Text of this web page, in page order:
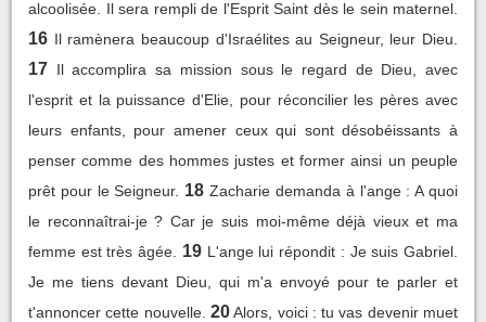
alcoolisée. Il sera rempli de l'Esprit Saint dès le sein maternel.
16 Il ramènera beaucoup d'Israélites au Seigneur, leur Dieu.
17 Il accomplira sa mission sous le regard de Dieu, avec
l'esprit et la puissance d'Elie, pour réconcilier les pères avec
leurs enfants, pour amener ceux qui sont désobéissants à
penser comme des hommes justes et former ainsi un peuple
prêt pour le Seigneur. 18 Zacharie demanda à l'ange : A quoi
le reconnaîtrai-je ? Car je suis moi-même déjà vieux et ma
femme est très âgée.
19 L'ange lui répondit : Je suis Gabriel.
Je me tiens devant Dieu, qui m'a envoyé pour te parler et
t'annoncer cette nouvelle. 20 Alors, voici : tu vas devenir muet